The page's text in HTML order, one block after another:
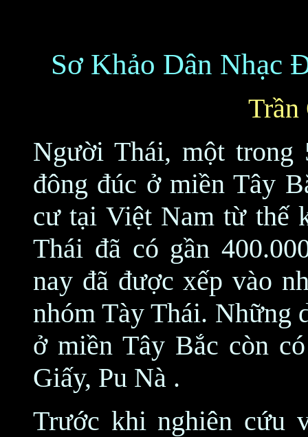
Sơ Khảo Dân Nhạc
Trần
Người Thái, một trong
đông đúc ở miền Tây
cư tại Việt Nam từ thế
Thái đã có gần
nay đã được xếp vào
nhóm Tày Thái. Những
ở miền Tây Bắc còn
Giấy, Pu Nà .
Trước khi nghiên cứu